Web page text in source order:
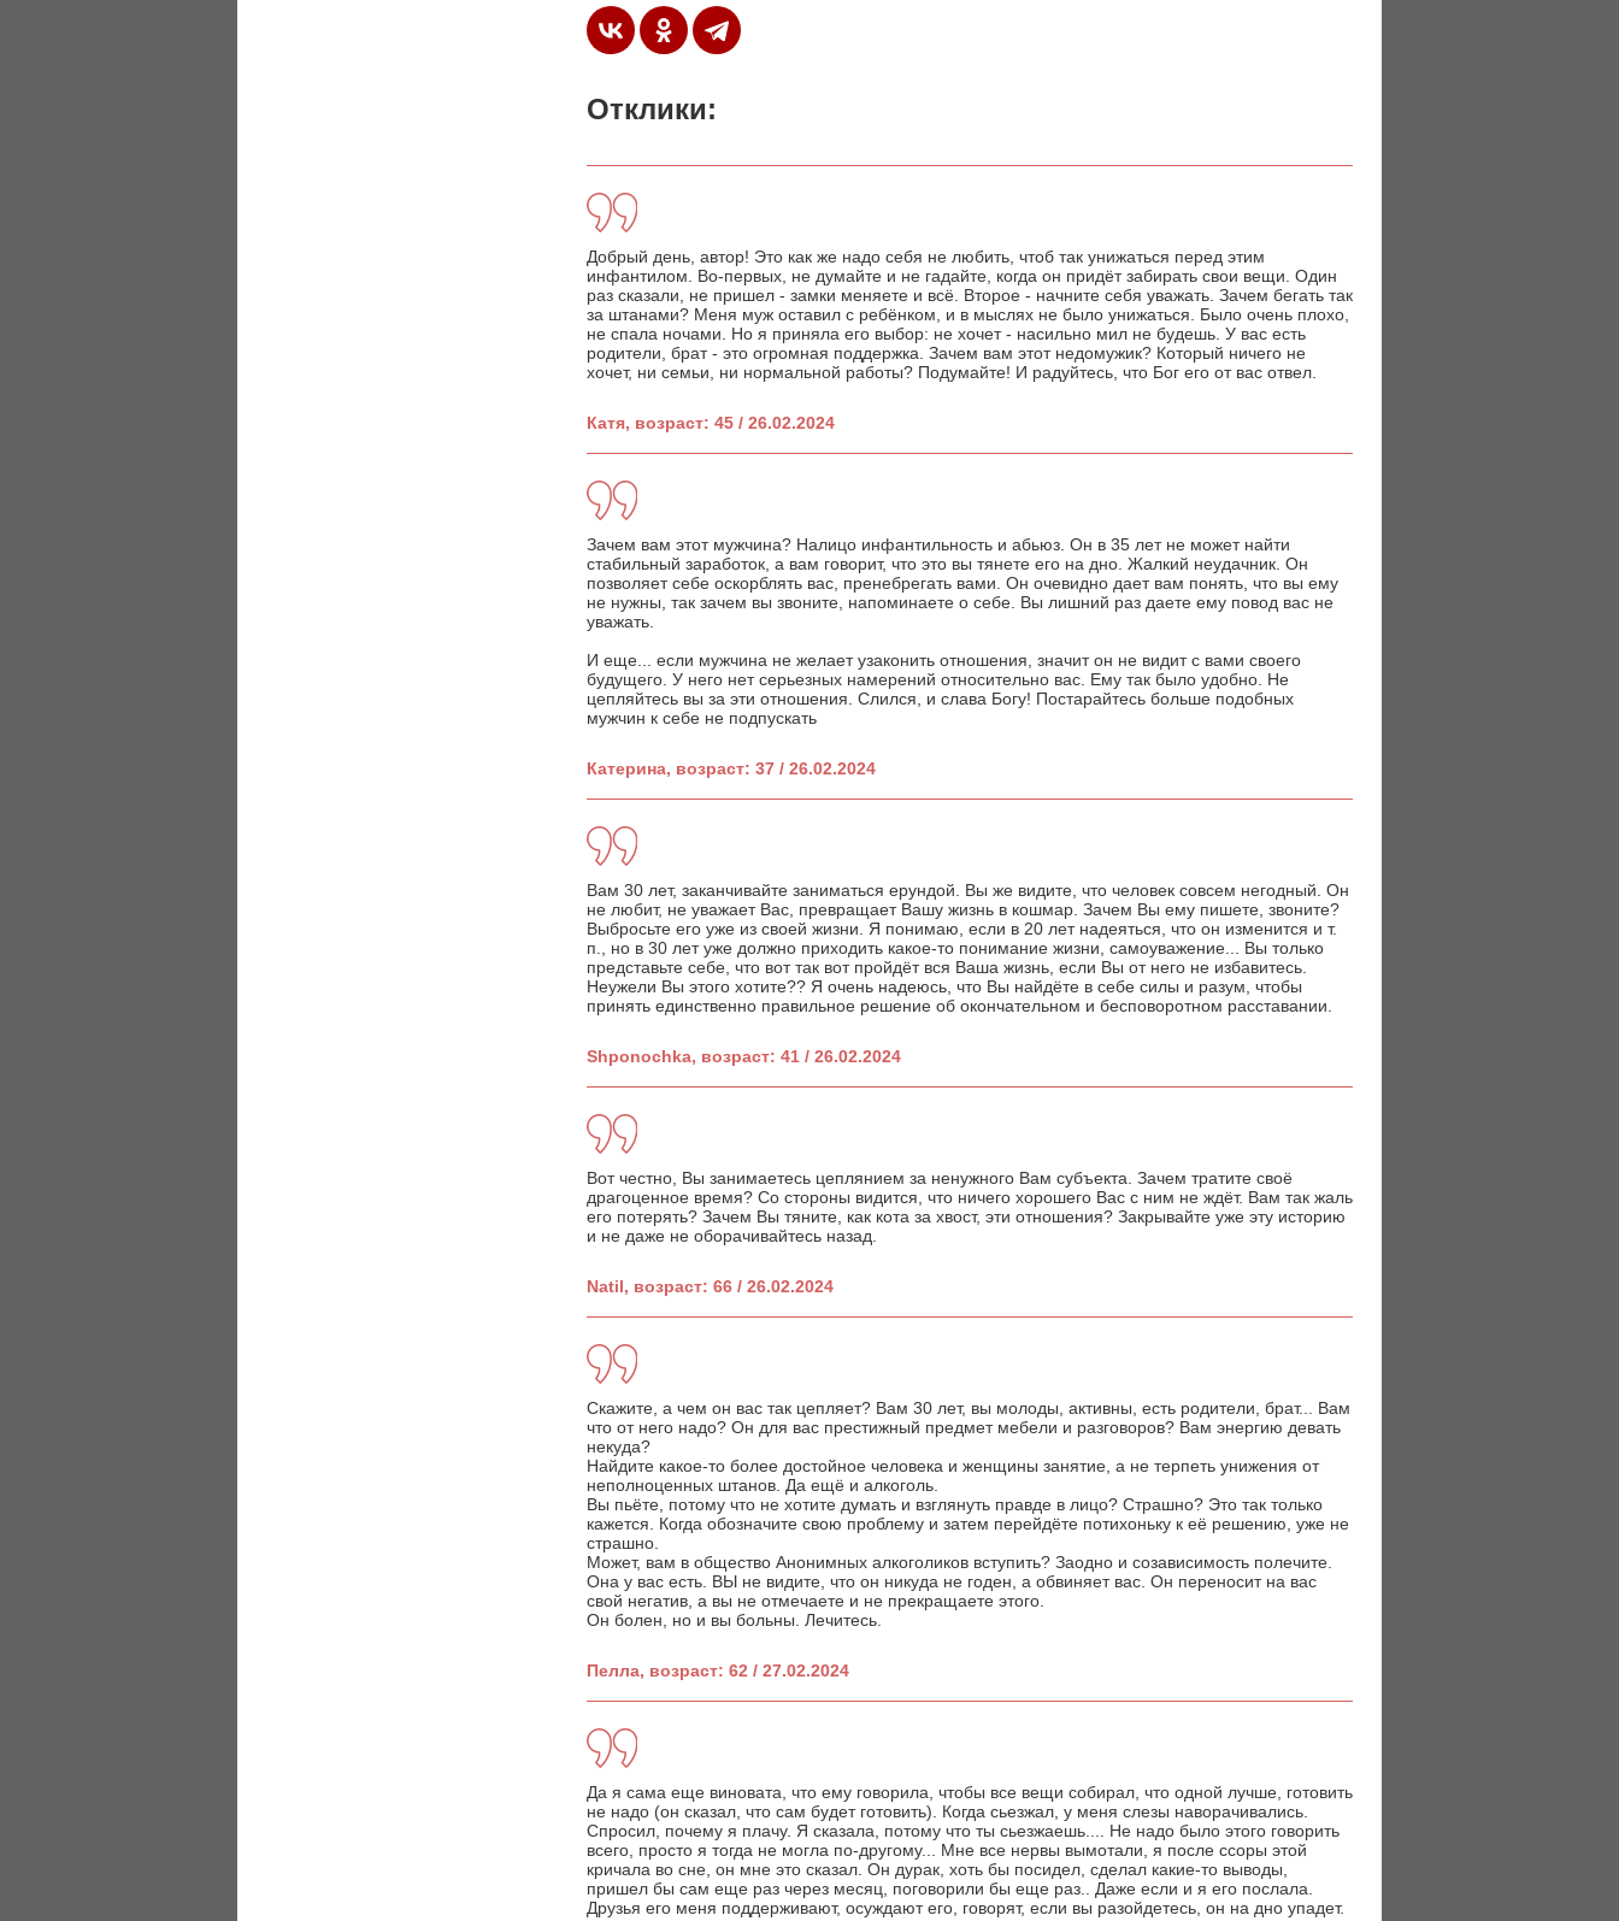
Отклики:
Добрый день, автор! Это как же надо себя не любить, чтоб так унижаться перед этим
инфантилом. Во-первых, не думайте и не гадайте, когда он придёт забирать свои вещи. Один
раз сказали, не пришел - замки меняете и всё. Второе - начните себя уважать. Зачем бегать так
за штанами? Меня муж оставил с ребёнком, и в мыслях не было унижаться. Было очень плохо,
не спала ночами. Но я приняла его выбор: не хочет - насильно мил не будешь. У вас есть
родители, брат - это огромная поддержка. Зачем вам этот недомужик? Который ничего не
хочет, ни семьи, ни нормальной работы? Подумайте! И радуйтесь, что Бог его от вас отвел.
Катя, возраст: 45 / 26.02.2024
Зачем вам этот мужчина? Налицо инфантильность и абьюз. Он в 35 лет не может найти
стабильный заработок, а вам говорит, что это вы тянете его на дно. Жалкий неудачник. Он
позволяет себе оскорблять вас, пренебрегать вами. Он очевидно дает вам понять, что вы ему
не нужны, так зачем вы звоните, напоминаете о себе. Вы лишний раз даете ему повод вас не
уважать.
И еще... если мужчина не желает узаконить отношения, значит он не видит с вами своего
будущего. У него нет серьезных намерений относительно вас. Ему так было удобно. Не
цепляйтесь вы за эти отношения. Слился, и слава Богу! Постарайтесь больше подобных
мужчин к себе не подпускать
Катерина, возраст: 37 / 26.02.2024
Вам 30 лет, заканчивайте заниматься ерундой. Вы же видите, что человек совсем негодный. Он
не любит, не уважает Вас, превращает Вашу жизнь в кошмар. Зачем Вы ему пишете, звоните?
Выбросьте его уже из своей жизни. Я понимаю, если в 20 лет надеяться, что он изменится и т.
п., но в 30 лет уже должно приходить какое-то понимание жизни, самоуважение... Вы только
представьте себе, что вот так вот пройдёт вся Ваша жизнь, если Вы от него не избавитесь.
Неужели Вы этого хотите?? Я очень надеюсь, что Вы найдёте в себе силы и разум, чтобы
принять единственно правильное решение об окончательном и бесповоротном расставании.
Shponochka, возраст: 41 / 26.02.2024
Вот честно, Вы занимаетесь цеплянием за ненужного Вам субъекта. Зачем тратите своё
драгоценное время? Со стороны видится, что ничего хорошего Вас с ним не ждёт. Вам так жаль
его потерять? Зачем Вы тяните, как кота за хвост, эти отношения? Закрывайте уже эту историю
и не даже не оборачивайтесь назад.
Natil, возраст: 66 / 26.02.2024
Скажите, а чем он вас так цепляет? Вам 30 лет, вы молоды, активны, есть родители, брат... Вам
что от него надо? Он для вас престижный предмет мебели и разговоров? Вам энергию девать
некуда?
Найдите какое-то более достойное человека и женщины занятие, а не терпеть унижения от
неполноценных штанов. Да ещё и алкоголь.
Вы пьёте, потому что не хотите думать и взглянуть правде в лицо? Страшно? Это так только
кажется. Когда обозначите свою проблему и затем перейдёте потихоньку к её решению, уже не
страшно.
Может, вам в общество Анонимных алкоголиков вступить? Заодно и созависимость полечите.
Она у вас есть. ВЫ не видите, что он никуда не годен, а обвиняет вас. Он переносит на вас
свой негатив, а вы не отмечаете и не прекращаете этого.
Он болен, но и вы больны. Лечитесь.
Пелла, возраст: 62 / 27.02.2024
Да я сама еще виновата, что ему говорила, чтобы все вещи собирал, что одной лучше, готовить
не надо (он сказал, что сам будет готовить). Когда сьезжал, у меня слезы наворачивались.
Спросил, почему я плачу. Я сказала, потому что ты сьезжаешь.... Не надо было этого говорить
всего, просто я тогда не могла по-другому... Мне все нервы вымотали, я после ссоры этой
кричала во сне, он мне это сказал. Он дурак, хоть бы посидел, сделал какие-то выводы,
пришел бы сам еще раз через месяц, поговорили бы еще раз.. Даже если и я его послала.
Друзья его меня поддерживают, осуждают его, говорят, если вы разойдетесь, он на дно упадет.